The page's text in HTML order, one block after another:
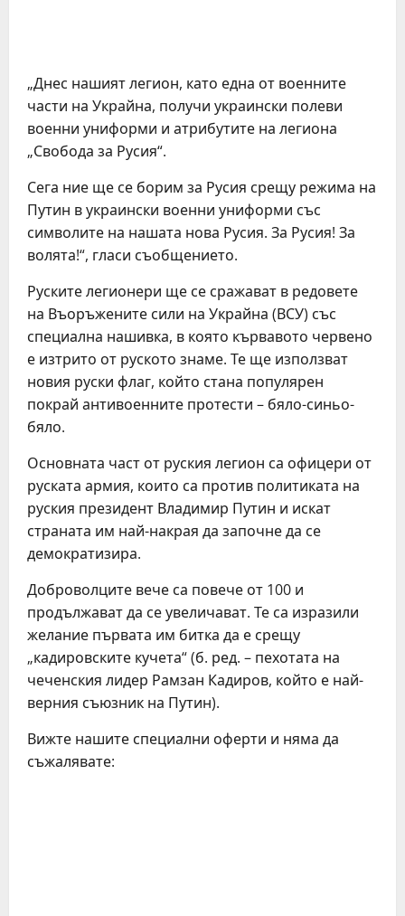
„Днес нашият легион, като една от военните
части на Украйна, получи украински полеви
военни униформи и атрибутите на легиона
„Свобода за Русия“.
Сега ние ще се борим за Русия срещу режима на
Путин в украински военни униформи със
символите на нашата нова Русия. За Русия! За
волята!“, гласи съобщението.
Руските легионери ще се сражават в редовете
на Въоръжените сили на Украйна (ВСУ) със
специална нашивка, в която кървавото червено
е изтрито от руското знаме. Те ще използват
новия руски флаг, който стана популярен
покрай антивоенните протести – бяло-синьо-
бяло.
Основната част от руския легион са офицери от
руската армия, които са против политиката на
руския президент Владимир Путин и искат
страната им най-накрая да започне да се
демократизира.
Доброволците вече са повече от 100 и
продължават да се увеличават. Те са изразили
желание първата им битка да е срещу
„кадировските кучета“ (б. ред. – пехотата на
чеченския лидер Рамзан Кадиров, който е най-
верния съюзник на Путин).
Вижте нашите специални оферти и няма да
съжалявате: